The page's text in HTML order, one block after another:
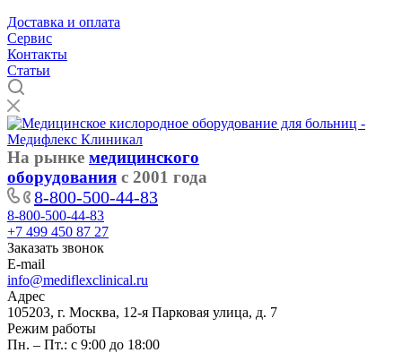
Доставка и оплата
Cервис
Контакты
Статьи
На рынке медицинского
оборудования с 2001 года
8-800-500-44-83
8-800-500-44-83
+7 499 450 87 27
Заказать звонок
E-mail
info@mediflexclinical.ru
Адрес
105203, г. Москва, 12-я Парковая улица, д. 7
Режим работы
Пн. – Пт.: с 9:00 до 18:00